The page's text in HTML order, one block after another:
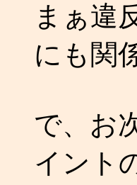
まぁ違
にも関
で、お
イント